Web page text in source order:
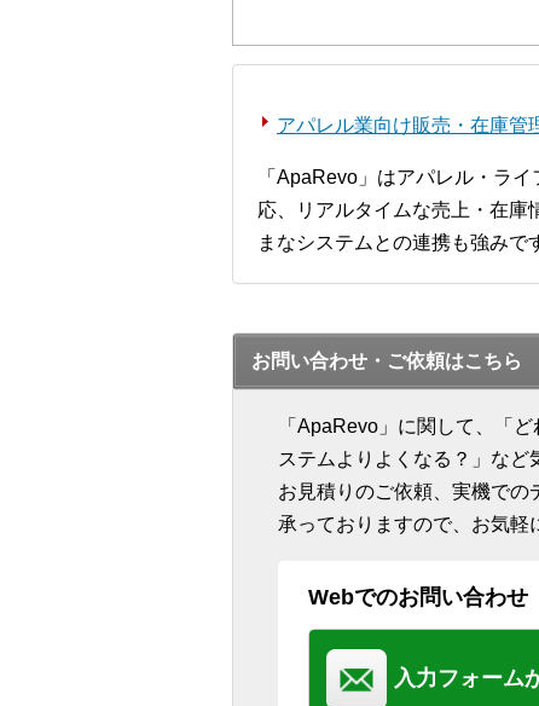
アパレル業向け販売・在庫管
「ApaRevo」はアパレル・ラ
応、リアルタイムな売上・在
まなシステムとの連携も強みで
お問い合わせ・ご依頼はこちら
「ApaRevo」に関して、「
ステムよりよくなる？」など
お見積りのご依頼、実機での
承っておりますので、お気軽
Webでのお問い合わせ
入力フォーム